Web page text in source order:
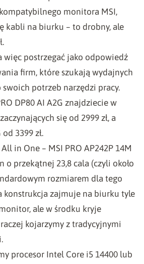
monitora MSI,
kabli na biurku – to drobny, ale
więc postrzegać jako odpowiedź
firm, które szukają wydajnych
potrzeb narzędzi pracy.
DP80 AI A2G znajdziecie w
się od 2999 zł, a
3399 zł.
in One – MSI PRO AP242P 14M
o przekątnej 23,8 cala (czyli około
rozmiarem dla tego
konstrukcja zajmuje na biurku tyle
ale w środku kryje
kojarzymy z tradycyjnymi
procesor Intel Core i5 14400 lub